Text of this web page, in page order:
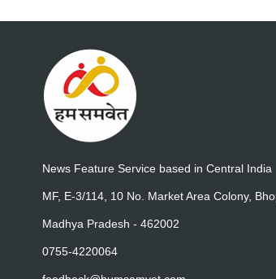
News Feature Service based in Central India
MF, E-3/114, 10 No. Market Area Colony,
Madhya Pradesh - 462002
0755-4220064